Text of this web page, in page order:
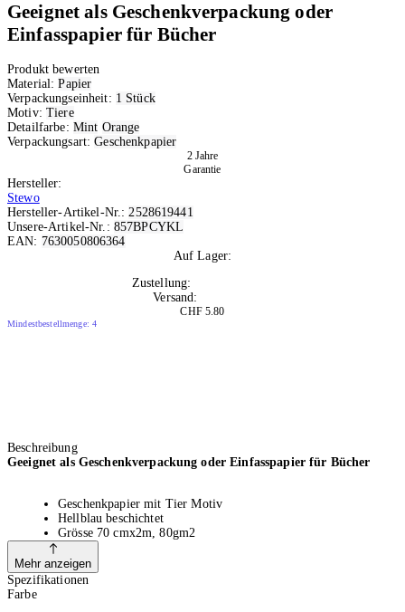
Geeignet als Geschenkverpackung oder
Einfasspapier für Bücher
Produkt bewerten
Material:Papier
Verpackungseinheit: 1 Stück
Motiv: Tiere
Detailfarbe: Mint Orange
Verpackungsart:Geschenkpapier
2 Jahre
Garantie
Hersteller:
Stewo
Hersteller-Artikel-Nr.: 2528619441
Unsere-Artikel-Nr.: 857BPCYKL
EAN: 7630050806364
Auf Lager:
Zustellung:
Versand:
CHF 5.80
Mindestbestellmenge: 4
Beschreibung
Geeignet als Geschenkverpackung oder Einfasspapier für Bücher
Geschenkpapier mit Tier Motiv
Hellblau beschichtet
Grösse 70 cmx2m, 80gm2
Inhalt: 1 Stück
FSC Zertifiziert
Mehr anzeigen
Spezifikationen
Farbe